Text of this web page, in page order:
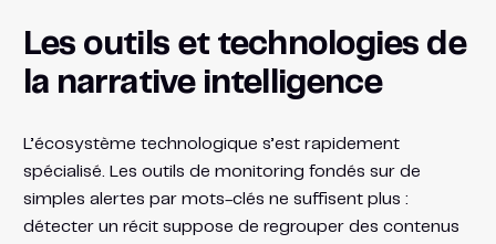
Les outils et technologies de
la narrative intelligence
L’écosystème technologique s’est rapidement
spécialisé. Les outils de monitoring fondés sur de
simples alertes par mots-clés ne suffisent plus :
détecter un récit suppose de regrouper des contenus